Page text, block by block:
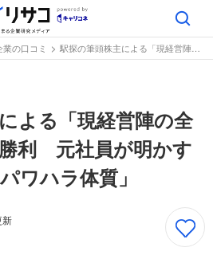
の口コミ 駅探の筆頭株主による「現経営陣の全員退任」提案が勝利 元社員が明かす「10年以上続くパワハラ体質」
よる「現経営陣の全
利 元社員が明かす
ワハラ体質」
新